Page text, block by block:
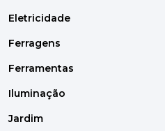
Eletricidade
Ferragens
Ferramentas
Iluminação
Jardim